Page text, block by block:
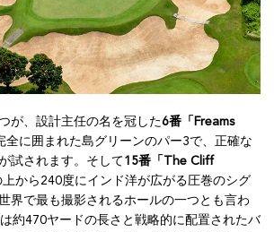
が、設計主任の名を冠した6番「Freams
全に囲まれた島グリーンのパー3で、正確な
試されます。そして15番「The Cliff
上から240度にインド洋が広がる圧巻のシグ
で最も撮影されるホールの一つとも言わ
は約470ヤードの長さと戦略的に配置されたバ